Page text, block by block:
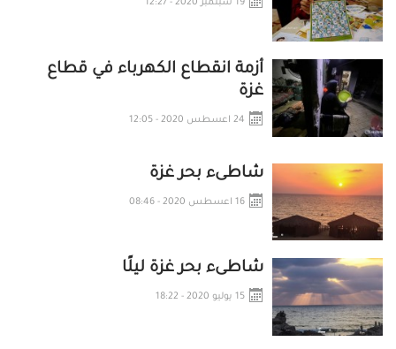
19 سبتمبر 2020 - 12:27
أزمة انقطاع الكهرباء في قطاع
غزة
24 اعسطس 2020 - 12:05
شاطىء بحر غزة
16 اعسطس 2020 - 08:46
شاطىء بحر غزة ليلًا
15 يوليو 2020 - 18:22